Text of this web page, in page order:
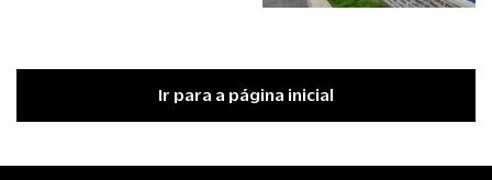
Ir para a página inicial